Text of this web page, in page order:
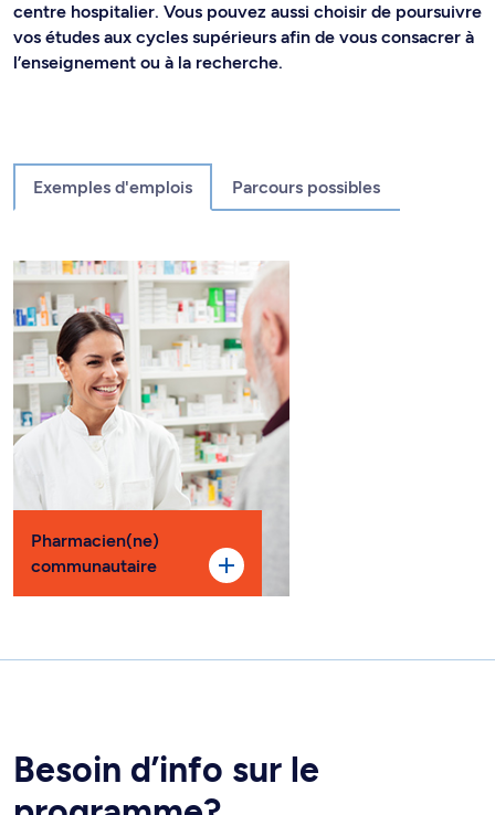
centre hospitalier. Vous pouvez aussi choisir de poursuivre
vos études aux cycles supérieurs afin de vous consacrer à
l’enseignement ou à la recherche.
Exemples d'emplois Parcours possibles
Pharmacien(ne)
communautaire
Besoin d’info sur le